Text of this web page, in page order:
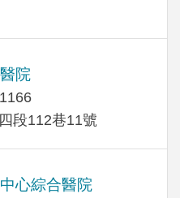
院
段112巷11號
心綜合醫院